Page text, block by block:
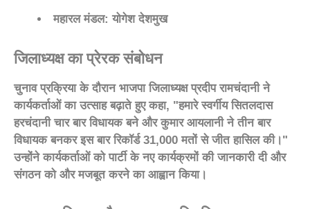
महारल मंडल: योगेश देशमुख
जिलाध्यक्ष का प्रेरक संबोधन
चुनाव प्रक्रिया के दौरान भाजपा जिलाध्यक्ष प्रदीप रामचंदानी ने
कार्यकर्ताओं का उत्साह बढ़ाते हुए कहा, "हमारे स्वर्गीय सितलदास
हरचंदानी चार बार विधायक बने और कुमार आयलानी ने तीन बार
विधायक बनकर इस बार रिकॉर्ड 31,000 मतों से जीत हासिल की।"
उन्होंने कार्यकर्ताओं को पार्टी के नए कार्यक्रमों की जानकारी दी और
संगठन को और मजबूत करने का आह्वान किया।